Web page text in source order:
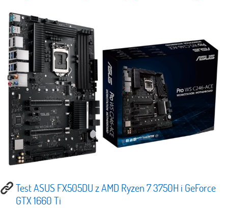
Test ASUS FX505DU z AMD Ryzen 7 3750H i GeForce
GTX 1660 Ti